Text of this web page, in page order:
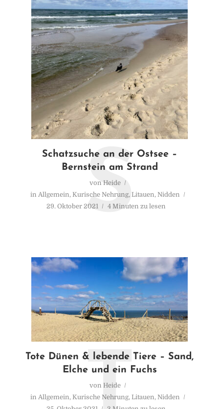
Schatzsuche an der Ostsee –
Bernstein am Strand
von Heide
in Allgemein, Kurische Nehrung, Litauen, Nidden
29. Oktober 2021
4 Minuten zu lesen
S
Tote Dünen & lebende Tiere – Sand,
Elche und ein Fuchs
von Heide
in Allgemein, Kurische Nehrung, Litauen, Nidden